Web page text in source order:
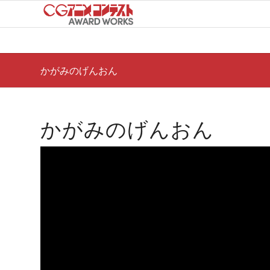
かがみのげんおん
かがみのげんおん